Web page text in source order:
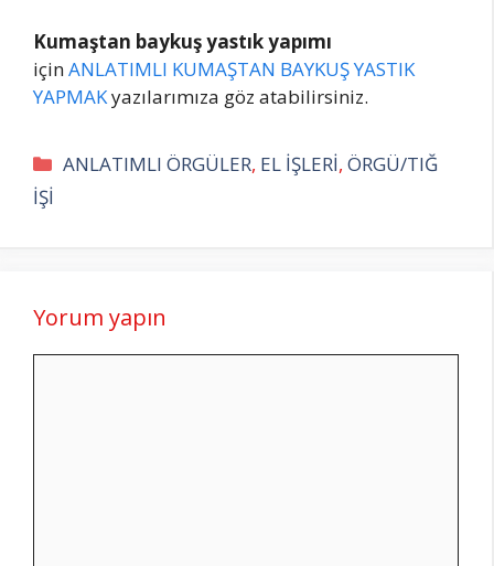
Kumaştan baykuş yastık yapımı
içinANLATIMLI KUMAŞTAN BAYKUŞ YASTIK
YAPMAKyazılarımıza göz atabilirsiniz.
Kategoriler
ANLATIMLI ÖRGÜLER, EL İŞLERİ,ÖRGÜ/TIĞ
İŞİ
Yorum yapın